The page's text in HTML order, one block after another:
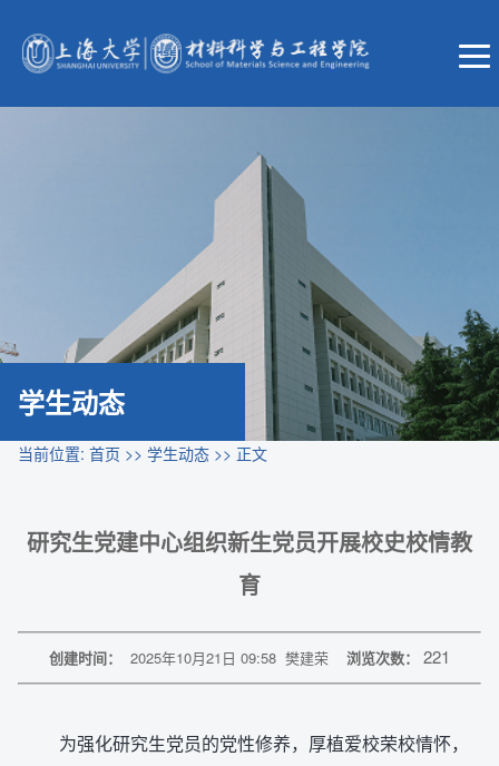
学生动态
当前位置: 首页 >> 学生动态 >> 正文
研究生党建中心组织新生党员开展校史校情教
育
创建时间： 2025年10月21日 09:58 樊建荣 浏览次数： 221
为强化研究生党员的党性修养，厚植爱校荣校情怀，